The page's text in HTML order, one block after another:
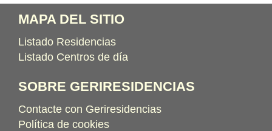
MAPA DEL SITIO
Listado Residencias
Listado Centros de día
SOBRE GERIRESIDENCIAS
Contacte con Geriresidencias
Política de cookies